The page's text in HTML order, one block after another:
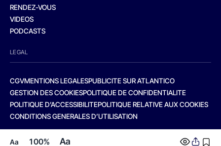
Aa 100% Aa
RENDEZ-VOUS
VIDEOS
PODCASTS
LEGAL
CGVMENTIONS LEGALESPUBLICITE SUR ATLANTICO
GESTION DES COOKIESPOLITIQUE DE CONFIDENTIALITE
POLITIQUE D’ACCESSIBILITEPOLITIQUE RELATIVE AUX COOKIES
CONDITIONS GENERALES D’UTILISATION